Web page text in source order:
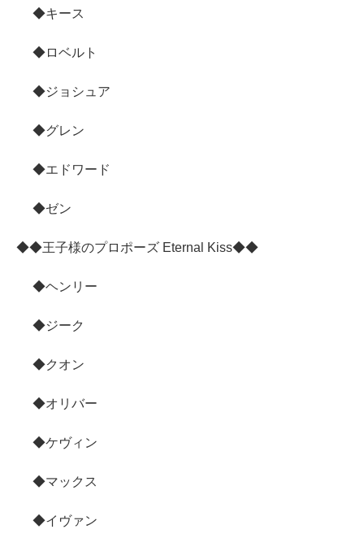
◆キース
◆ロベルト
◆ジョシュア
◆グレン
◆エドワード
◆ゼン
◆◆王子様のプロポーズ Eternal Kiss◆◆
◆ヘンリー
◆ジーク
◆クオン
◆オリバー
◆ケヴィン
◆マックス
◆イヴァン